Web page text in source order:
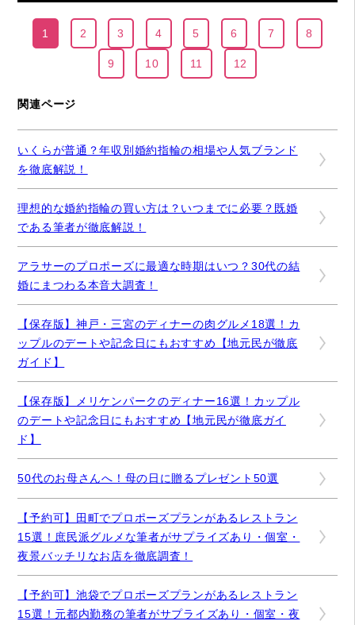
1 2 3 4 5 6 7 8
9 10 11 12
関連ページ
いくらが普通？年収別婚約指輪の相場や人気ブランド
を徹底解説！
理想的な婚約指輪の買い方は？いつまでに必要？既婚
である筆者が徹底解説！
アラサーのプロポーズに最適な時期はいつ？30代の結
婚にまつわる本音大調査！
【保存版】神戸・三宮のディナーの肉グルメ18選！カ
ップルのデートや記念日にもおすすめ【地元民が徹底
ガイド】
【保存版】メリケンパークのディナー16選！カップル
のデートや記念日にもおすすめ【地元民が徹底ガイ
ド】
50代のお母さんへ！母の日に贈るプレゼント50選
【予約可】田町でプロポーズプランがあるレストラン
15選！庶民派グルメな筆者がサプライズあり・個室・
夜景バッチリなお店を徹底調査！
【予約可】池袋でプロポーズプランがあるレストラン
15選！元都内勤務の筆者がサプライズあり・個室・夜